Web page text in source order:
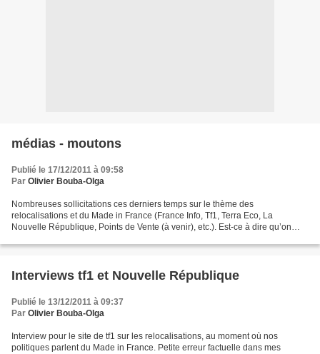
médias - moutons
Publié le 17/12/2011 à 09:58
Par Olivier Bouba-Olga
Nombreuses sollicitations ces derniers temps sur le thème des
relocalisations et du Made in France (France Info, Tf1, Terra Eco, La
Nouvelle République, Points de Vente (à venir), etc.). Est-ce à dire qu’on
Interviews tf1 et Nouvelle République
Publié le 13/12/2011 à 09:37
Par Olivier Bouba-Olga
Interview pour le site de tf1 sur les relocalisations, au moment où nos
politiques parlent du Made in France. Petite erreur factuelle dans mes